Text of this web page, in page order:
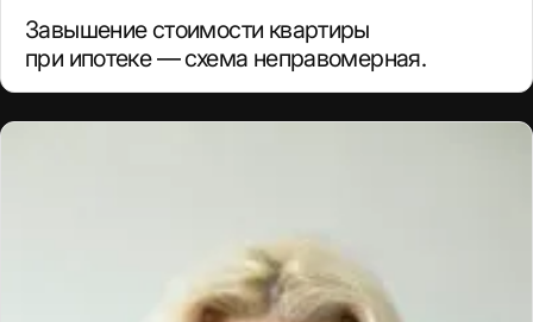
Завышение стоимости квартиры
при ипотеке — схема неправомерная.